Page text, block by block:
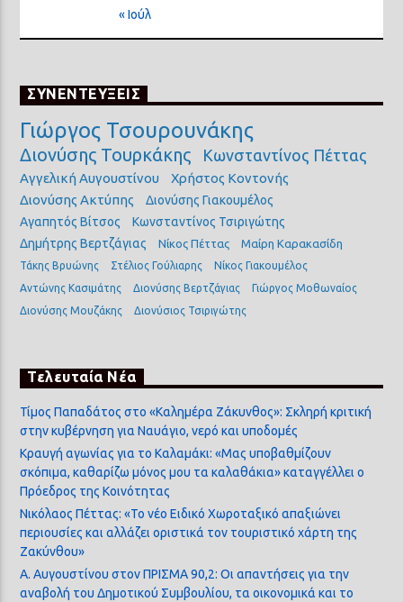
« Ιούλ
ΣΥΝΕΝΤΕΥΞΕΙΣ
Γιώργος Τσουρουνάκης
Διονύσης Τουρκάκης Κωνσταντίνος Πέττας
Αγγελική Αυγουστίνου
Χρήστος Κοντονής
Διονύσης Ακτύπης
Διονύσης Γιακουμέλος
Αγαπητός Βίτσος
Κωνσταντίνος Τσιριγώτης
Δημήτρης Βερτζάγιας
Νίκος Πέττας Μαίρη Καρακασίδη
Τάκης Βρυώνης Στέλιος Γούλιαρης
Νίκος Γιακουμέλος
Αντώνης Κασιμάτης
Διονύσης Βερτζάγιας
Γιώργος Μοθωναίος
Διονύσης Μουζάκης
Διονύσιος Τσιριγώτης
Τελευταία Νέα
Τίμος Παπαδάτος στο «Καλημέρα Ζάκυνθος»: Σκληρή κριτική
στην κυβέρνηση για Ναυάγιο, νερό και υποδομές
Κραυγή αγωνίας για το Καλαμάκι: «Μας υποβαθμίζουν
σκόπιμα, καθαρίζω μόνος μου τα καλαθάκια» καταγγέλλει ο
Πρόεδρος της Κοινότητας
Νικόλαος Πέττας: «Το νέο Ειδικό Χωροταξικό απαξιώνει
περιουσίες και αλλάζει οριστικά τον τουριστικό χάρτη της
Ζακύνθου»
Α. Αυγουστίνου στον ΠΡΙΣΜΑ 90,2: Οι απαντήσεις για την
αναβολή του Δημοτικού Συμβουλίου, τα οικονομικά και το